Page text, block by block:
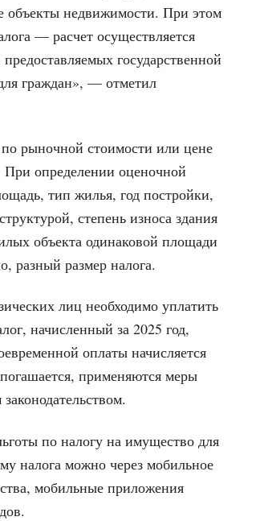
объекты недвижимости. При этом
— расчет осуществляется
государственной
граждан», — отметил
рыночной стоимости или цене
При определении оценочной
тип жилья, год постройки,
степень износа здания
объекта одинаковой площади
разный размер налога.
лиц необходимо уплатить
начисленный за 2025 год,
оплаты начисляется
применяются меры
по налогу на имущество для
налога можно через мобильное
мобильные приложения